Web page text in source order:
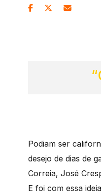
Podiam ser
desejo de dias de
Correia, José
E foi com essa